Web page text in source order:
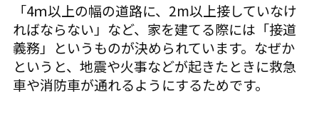
「4ｍ以上の幅の道路に、2m以上接していなけ
ればならない」など、家を建てる際には「接道
義務」というものが決められています。なぜか
というと、地震や火事などが起きたときに救急
車や消防車が通れるようにするためです。